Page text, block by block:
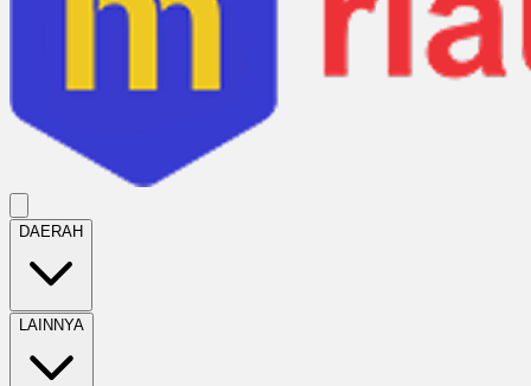
DAERAH
LAINNYA